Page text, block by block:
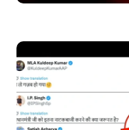
i
o
n